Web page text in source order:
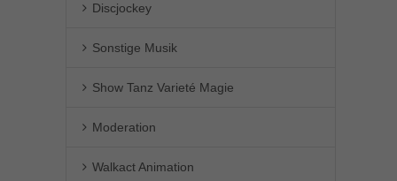
Discjockey
Sonstige Musik
Show Tanz Varieté Magie
Moderation
Walkact Animation